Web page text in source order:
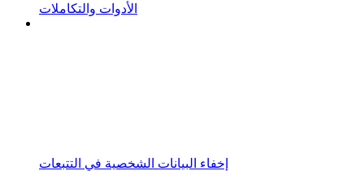
الأدوات والتكاملات
إخفاء البيانات الشخصية في التتبعات